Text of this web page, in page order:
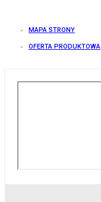
MAPA STRONY
OFERTA PRODUKTOWA